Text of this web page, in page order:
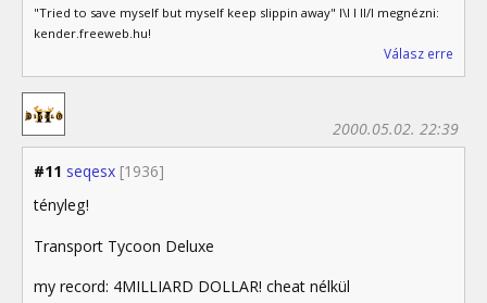
"Tried to save myself but myself keep slippin away" I\I I II/I megnézni:
kender.freeweb.hu!
Válasz erre
#11 seqesx [1936]
2000.05.02. 22:39
tényleg!
Transport Tycoon Deluxe
my record: 4MILLIARD DOLLAR! cheat nélkül